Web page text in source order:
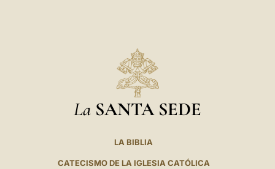
La SANTA SEDE
LA BIBLIA
CATECISMO DE LA IGLESIA CATÓLICA